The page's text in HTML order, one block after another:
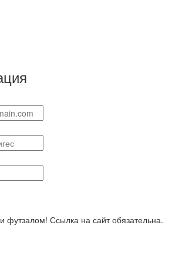
Ссылка на сайт обязательна.